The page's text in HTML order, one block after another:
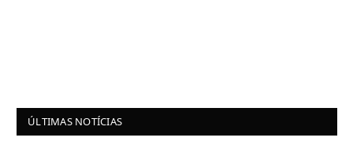
ÚLTIMAS NOTÍCIAS